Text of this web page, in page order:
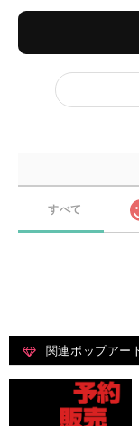
すべて
関連ポップアー